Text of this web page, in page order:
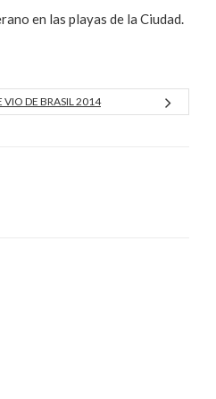
en las playas de la Ciudad.
VIO DE BRASIL 2014